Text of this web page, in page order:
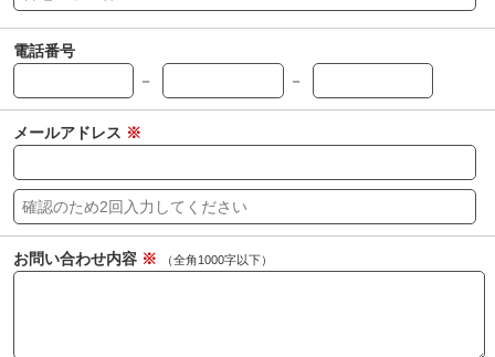
電話番号
－
－
メールアドレス ※
お問い合わせ内容 ※ （全角1000字以下）